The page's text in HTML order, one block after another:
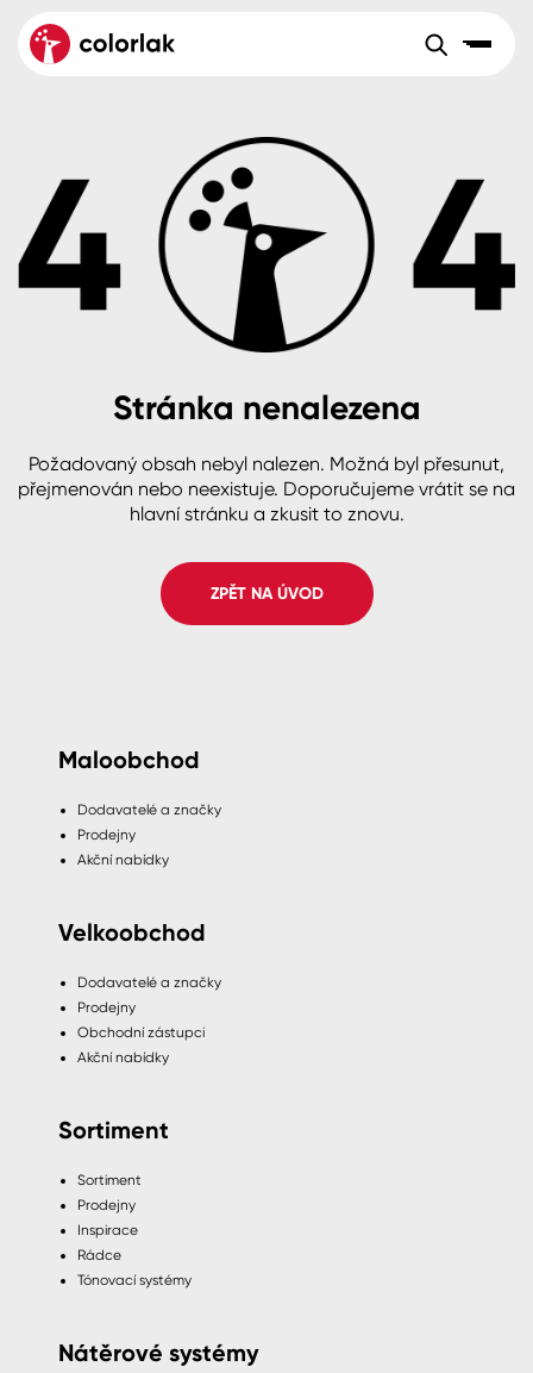
Velkoobchod Sortiment
Aktuality
Reference
O společnosti
B2B +420 800 145 555Po – Pá: 8:00–15:00
Česko
Slovensko Polsko Worldwide
Dřevo
Beton, asfalt, minerální podklady
Plast, sklo, keramika
Stěny
Fasády
Spreje
Colorlak Dekor
Colorlak Profi
Colorlak Pta
Stránka nenalezena
Požadovaný obsah nebyl nalezen. Možná byl přesunut,
přejmenován nebo neexistuje. Doporučujeme vrátit se na
hlavní stránku a zkusit to znovu.
ZPĚT NA ÚVOD
Maloobchod
Dodavatelé a značky
Prodejny
Akční nabídky
Velkoobchod
Dodavatelé a značky
Prodejny
Obchodní zástupci
Akční nabídky
Sortiment
Sortiment
Prodejny
Inspirace
Rádce
Tónovací systémy
Nátěrové systémy